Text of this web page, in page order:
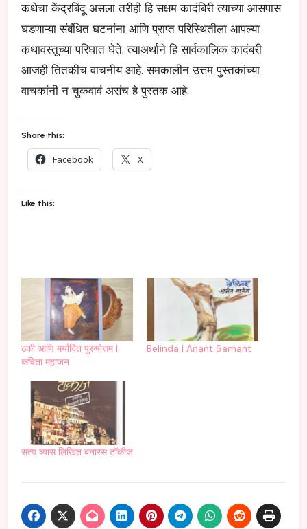
कथेचा केंद्रबिंदू असला तरीही हि सक्षम कादंबिरी त्याच्या आसपास
घडणाऱ्या संबंधित घटनांना आणि प्राप्त परिस्थितीला आपल्या
कथावस्तूच्या परिघात घेते. त्याअर्थाने हि सार्वकालिक कादंबरी
आजही तितकीच वाचनीय आहे. समकालीन उत्तम पुस्तकांच्या
वाचकांनी न चुकवावं असंच हे पुस्तक आहे.
Share this:
Facebook X
Like this:
ठकी आणि मर्यादित पुरुषोत्तम |
कविता महाजन
Belinda | Anant Samant
सत्य व्यास लिखित बनारस टॉकीज